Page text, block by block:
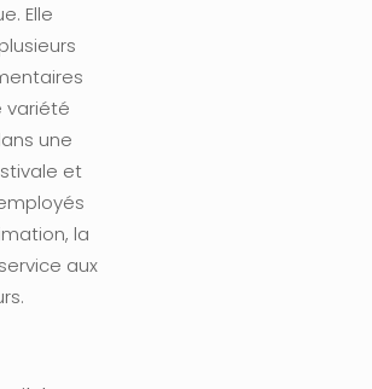
Elle
variété
une
et
la
aux